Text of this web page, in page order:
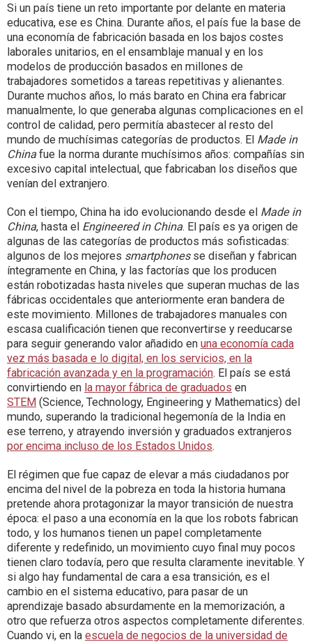
Si un país tiene un reto importante por delante en materia
educativa, ese es China. Durante años, el país fue la base de
una economía de fabricación basada en los bajos costes
laborales unitarios, en el ensamblaje manual y en los
modelos de producción basados en millones de
trabajadores sometidos a tareas repetitivas y alienantes.
Durante muchos años, lo más barato en China era fabricar
manualmente, lo que generaba algunas complicaciones en el
control de calidad, pero permitía abastecer al resto del
mundo de muchísimas categorías de productos. El Made in
Chinafue la norma durante muchísimos años: compañías sin
excesivo capital intelectual, que fabricaban los diseños que
venían del extranjero.
Con el tiempo, China ha ido evolucionando desde el Made in
China, hasta el Engineered in China. El país es ya origen de
algunas de las categorías de productos más sofisticadas:
algunos de los mejores smartphonesse diseñan y fabrican
íntegramente en China, y las factorías que los producen
están robotizadas hasta niveles que superan muchas de las
fábricas occidentales que anteriormente eran bandera de
este movimiento. Millones de trabajadores manuales con
escasa cualificación tienen que reconvertirse y reeducarse
para seguir generando valor añadido en una economía cada
vez más basada e lo digital, en los servicios, en la
fabricación avanzada y en la programación. El país se está
convirtiendo en la mayor fábrica de graduados en
STEM (Science, Technology, Engineering y Mathematics) del
mundo, superando la tradicional hegemonía de la India en
ese terreno, y atrayendo inversión y graduados extranjeros
por encima incluso de los Estados Unidos.
El régimen que fue capaz de elevar a más ciudadanos por
encima del nivel de la pobreza en toda la historia humana
pretende ahora protagonizar la mayor transición de nuestra
época: el paso a una economía en la que los robots fabrican
todo, y los humanos tienen un papel completamente
diferente y redefinido, un movimiento cuyo final muy pocos
tienen claro todavía, pero que resulta claramente inevitable. Y
si algo hay fundamental de cara a esa transición, es el
cambio en el sistema educativo, para pasar de un
aprendizaje basado absurdamente en la memorización, a
otro que refuerza otros aspectos completamente diferentes.
Cuando vi, en la escuela de negocios de la universidad de